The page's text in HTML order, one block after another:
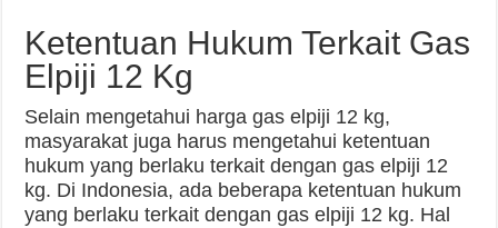
Ketentuan Hukum Terkait Gas
Elpiji 12 Kg
Selain mengetahui harga gas elpiji 12 kg,
masyarakat juga harus mengetahui ketentuan
hukum yang berlaku terkait dengan gas elpiji 12
kg. Di Indonesia, ada beberapa ketentuan hukum
yang berlaku terkait dengan gas elpiji 12 kg. Hal